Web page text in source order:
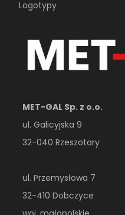
Logotypy
MET-GAL Sp. z o.o.
ul. Galicyjska 9
32-040 Rzeszotary
ul. Przemysłowa 7
32-410 Dobczyce